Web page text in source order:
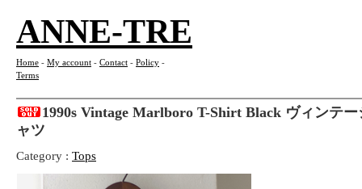
ANNE-TRE
Home - My account - Contact - Policy -
Terms
1990s Vintage Marlboro T-Shirt Black ヴィンテ
ャツ
Category : Tops